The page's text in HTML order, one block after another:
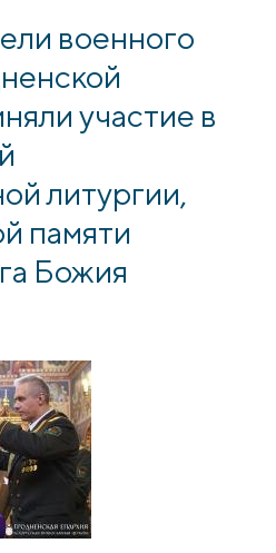
военного
участие в
литургии,
памяти
Божия